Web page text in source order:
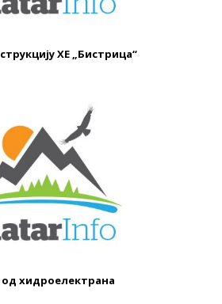
ХЕ „Бистрица“
хидроелектрана